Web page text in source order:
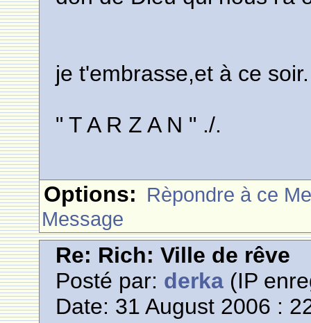
je t'embrasse,et à ce soir.
" T A R Z A N " ./.
Options: Rèpondre à ce
Message
Re: Rich: Ville de rêve
Posté par: derka (IP
Date: 31 August 2006 :